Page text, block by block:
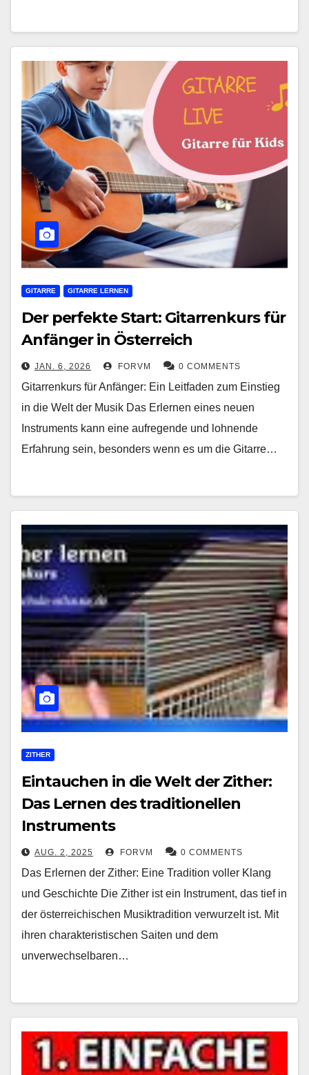
GITARRE GITARRE LERNEN
Der perfekte Start: Gitarrenkurs für
Anfänger in Österreich
JAN. 6, 2026 FORVM 0 COMMENTS
Gitarrenkurs für Anfänger: Ein Leitfaden zum Einstieg
in die Welt der Musik Das Erlernen eines neuen
Instruments kann eine aufregende und lohnende
Erfahrung sein, besonders wenn es um die Gitarre…
ZITHER
Eintauchen in die Welt der Zither:
Das Lernen des traditionellen
Instruments
AUG. 2, 2025 FORVM 0 COMMENTS
Das Erlernen der Zither: Eine Tradition voller Klang
und Geschichte Die Zither ist ein Instrument, das tief in
der österreichischen Musiktradition verwurzelt ist. Mit
ihren charakteristischen Saiten und dem
unverwechselbaren…